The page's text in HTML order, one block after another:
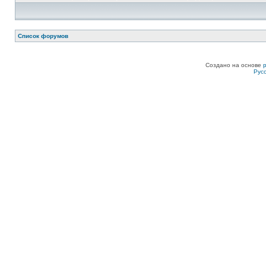
Список форумов
Создано на основе